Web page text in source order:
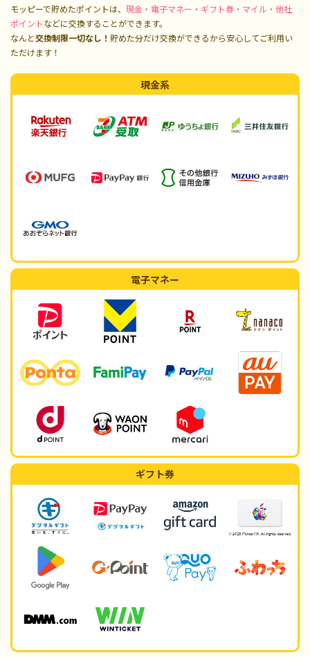
モッピーで貯めたポイントは、 現金・電子マネー・ギフト券・マイル・他社
ポイントなどに交換することができます。
なんと交換制限一切なし！ 貯めた分だけ交換ができるから安心してご利用い
ただけます！
現金系
電子マネー
ギフト券